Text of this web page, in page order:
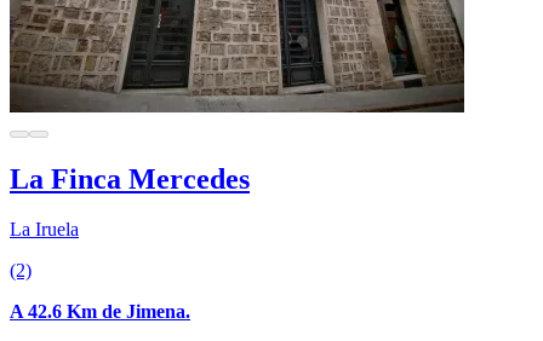
La Finca Mercedes
La Iruela
(2)
A 42.6 Km de Jimena.